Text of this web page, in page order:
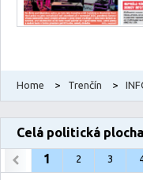
Home > Trenčín >
Celá politická
1
2 3